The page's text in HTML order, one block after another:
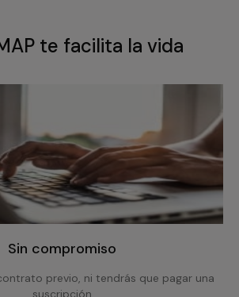
te facilita la vida
Sin compromiso
previo, ni tendrás que pagar una
suscripción